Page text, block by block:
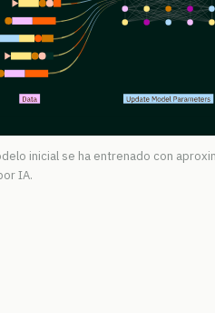
inicial se ha entrenado con
IA.